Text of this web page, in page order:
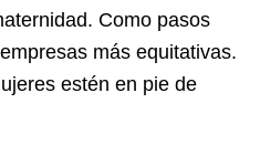
Como pasos
más equitativas.
estén en pie de